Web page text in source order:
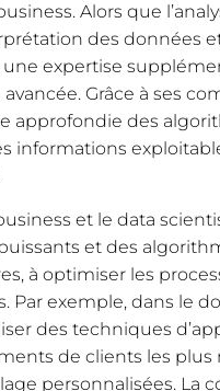
Alors que
des données
expertise
Grâce à ses
approfondie des
informations
et le data
et des
à optimiser les
Par exemple, dans le
des techniques
de clients les plus
personnalisées. La